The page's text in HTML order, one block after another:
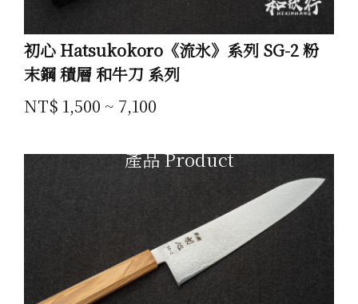
All Products
產品 Product
初心 Hatsukokoro《流氷》系列 SG-2 粉
末鋼 積層 和牛刀 系列
NT$ 1,500 ~ 7,100